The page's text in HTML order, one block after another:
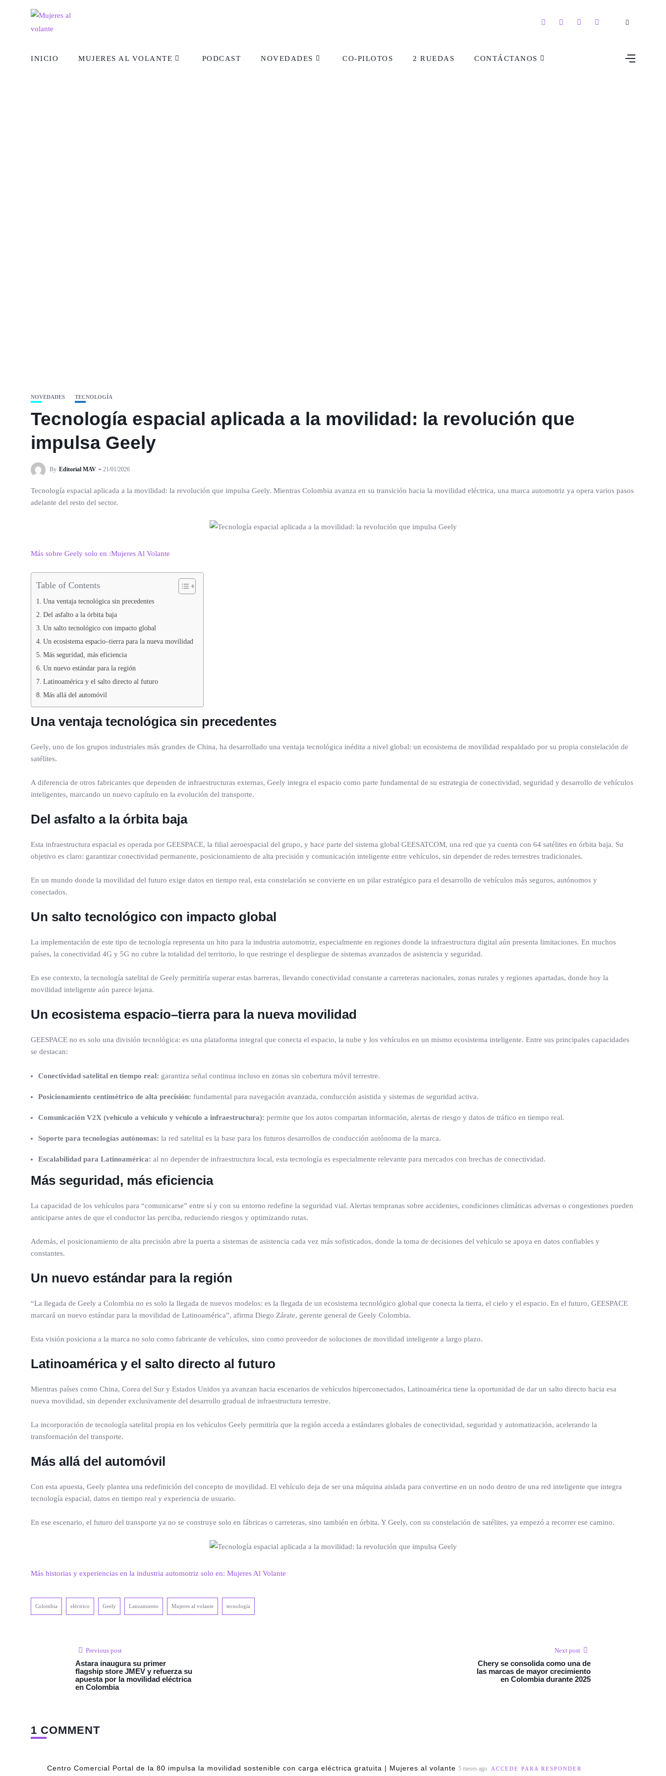
INICIO MUJERES AL VOLANTE PODCAST NOVEDADES CO-PILOTOS 2 RUEDAS CONTÁCTANOS
NOVEDADES TECNOLOGÍA
Tecnología espacial aplicada a la movilidad: la revolución que
impulsa Geely
By Editorial MAV 21/01/2026
Tecnología espacial aplicada a la movilidad: la revolución que impulsa Geely. Mientras Colombia avanza en su transición hacia la movilidad eléctrica, una marca automotriz ya opera varios pasos
adelante del resto del sector.
Más sobre Geely solo en :Mujeres Al Volante
Table of Contents
Una ventaja tecnológica sin precedentes
Del asfalto a la órbita baja
Un salto tecnológico con impacto global
Un ecosistema espacio–tierra para la nueva movilidad
Más seguridad, más eficiencia
Un nuevo estándar para la región
Latinoamérica y el salto directo al futuro
Más allá del automóvil
Una ventaja tecnológica sin precedentes
Geely, uno de los grupos industriales más grandes de China, ha desarrollado una ventaja tecnológica inédita a nivel global: un ecosistema de movilidad respaldado por su propia constelación de
satélites.
A diferencia de otros fabricantes que dependen de infraestructuras externas, Geely integra el espacio como parte fundamental de su estrategia de conectividad, seguridad y desarrollo de vehículos
inteligentes, marcando un nuevo capítulo en la evolución del transporte.
Del asfalto a la órbita baja
Esta infraestructura espacial es operada por GEESPACE, la filial aeroespacial del grupo, y hace parte del sistema global GEESATCOM, una red que ya cuenta con 64 satélites en órbita baja. Su
objetivo es claro: garantizar conectividad permanente, posicionamiento de alta precisión y comunicación inteligente entre vehículos, sin depender de redes terrestres tradicionales.
En un mundo donde la movilidad del futuro exige datos en tiempo real, esta constelación se convierte en un pilar estratégico para el desarrollo de vehículos más seguros, autónomos y
conectados.
Un salto tecnológico con impacto global
La implementación de este tipo de tecnología representa un hito para la industria automotriz, especialmente en regiones donde la infraestructura digital aún presenta limitaciones. En muchos
países, la conectividad 4G y 5G no cubre la totalidad del territorio, lo que restringe el despliegue de sistemas avanzados de asistencia y seguridad.
En ese contexto, la tecnología satelital de Geely permitiría superar estas barreras, llevando conectividad constante a carreteras nacionales, zonas rurales y regiones apartadas, donde hoy la
movilidad inteligente aún parece lejana.
Un ecosistema espacio–tierra para la nueva movilidad
GEESPACE no es solo una división tecnológica: es una plataforma integral que conecta el espacio, la nube y los vehículos en un mismo ecosistema inteligente. Entre sus principales capacidades
se destacan:
Conectividad satelital en tiempo real: garantiza señal continua incluso en zonas sin cobertura móvil terrestre.
Posicionamiento centimétrico de alta precisión: fundamental para navegación avanzada, conducción asistida y sistemas de seguridad activa.
Comunicación V2X (vehículo a vehículo y vehículo a infraestructura): permite que los autos compartan información, alertas de riesgo y datos de tráfico en tiempo real.
Soporte para tecnologías autónomas: la red satelital es la base para los futuros desarrollos de conducción autónoma de la marca.
Escalabilidad para Latinoamérica: al no depender de infraestructura local, esta tecnología es especialmente relevante para mercados con brechas de conectividad.
Más seguridad, más eficiencia
La capacidad de los vehículos para “comunicarse” entre sí y con su entorno redefine la seguridad vial. Alertas tempranas sobre accidentes, condiciones climáticas adversas o congestiones pueden
anticiparse antes de que el conductor las perciba, reduciendo riesgos y optimizando rutas.
Además, el posicionamiento de alta precisión abre la puerta a sistemas de asistencia cada vez más sofisticados, donde la toma de decisiones del vehículo se apoya en datos confiables y
constantes.
Un nuevo estándar para la región
“La llegada de Geely a Colombia no es solo la llegada de nuevos modelos: es la llegada de un ecosistema tecnológico global que conecta la tierra, el cielo y el espacio. En el futuro, GEESPACE
marcará un nuevo estándar para la movilidad de Latinoamérica”, afirma Diego Zárate, gerente general de Geely Colombia.
Esta visión posiciona a la marca no solo como fabricante de vehículos, sino como proveedor de soluciones de movilidad inteligente a largo plazo.
Latinoamérica y el salto directo al futuro
Mientras países como China, Corea del Sur y Estados Unidos ya avanzan hacia escenarios de vehículos hiperconectados, Latinoamérica tiene la oportunidad de dar un salto directo hacia esa
nueva movilidad, sin depender exclusivamente del desarrollo gradual de infraestructura terrestre.
La incorporación de tecnología satelital propia en los vehículos Geely permitiría que la región acceda a estándares globales de conectividad, seguridad y automatización, acelerando la
transformación del transporte.
Más allá del automóvil
Con esta apuesta, Geely plantea una redefinición del concepto de movilidad. El vehículo deja de ser una máquina aislada para convertirse en un nodo dentro de una red inteligente que integra
tecnología espacial, datos en tiempo real y experiencia de usuario.
En ese escenario, el futuro del transporte ya no se construye solo en fábricas o carreteras, sino también en órbita. Y Geely, con su constelación de satélites, ya empezó a recorrer ese camino.
Más historias y experiencias en la industria automotriz solo en: Mujeres Al Volante
Colombia eléctrico Geely Lanzamiento Mujeres al volante tecnología
Previous post
Astara inaugura su primer
flagship store JMEV y refuerza su
apuesta por la movilidad eléctrica
en Colombia
Next post
Chery se consolida como una de
las marcas de mayor crecimiento
en Colombia durante 2025
1 COMMENT
Centro Comercial Portal de la 80 impulsa la movilidad sostenible con carga eléctrica gratuita | Mujeres al volante 5 meses ago ACCEDE PARA RESPONDER